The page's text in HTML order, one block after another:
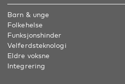
Barn & unge
Folkehelse
Funksjonshinder
Velferdsteknologi
Eldre voksne
Integrering